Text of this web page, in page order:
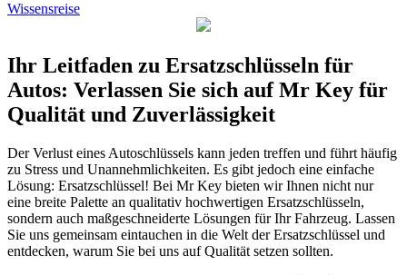
Wissensreise
Ihr Leitfaden zu Ersatzschlüsseln für
Autos: Verlassen Sie sich auf Mr Key für
Qualität und Zuverlässigkeit
Der Verlust eines Autoschlüssels kann jeden treffen und führt häufig
zu Stress und Unannehmlichkeiten. Es gibt jedoch eine einfache
Lösung: Ersatzschlüssel! Bei Mr Key bieten wir Ihnen nicht nur
eine breite Palette an qualitativ hochwertigen Ersatzschlüsseln,
sondern auch maßgeschneiderte Lösungen für Ihr Fahrzeug. Lassen
Sie uns gemeinsam eintauchen in die Welt der Ersatzschlüssel und
entdecken, warum Sie bei uns auf Qualität setzen sollten.